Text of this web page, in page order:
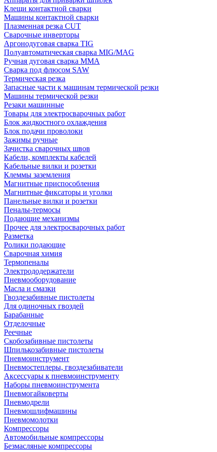
Клещи контактной сварки
Машины контактной сварки
Плазменная резка CUT
Сварочные инверторы
Аргонодуговая сварка TIG
Полуавтоматическая сварка MIG/MAG
Ручная дуговая сварка MMA
Сварка под флюсом SAW
Термическая резка
Запасные части к машинам термической резки
Машины термической резки
Резаки машинные
Товары для электросварочных работ
Блок жидкостного охлаждения
Блок подачи проволоки
Зажимы ручные
Зачистка сварочных швов
Кабели, комплекты кабелей
Кабельные вилки и розетки
Клеммы заземления
Магнитные приспособления
Магнитные фиксаторы и уголки
Панельные вилки и розетки
Пеналы-термосы
Подающие механизмы
Прочее для электросварочных работ
Разметка
Ролики подающие
Сварочная химия
Термопеналы
Электрододержатели
Пневмооборудование
Масла и смазки
Гвоздезабивные пистолеты
Для одиночных гвоздей
Барабанные
Отделочные
Реечные
Скобозабивные пистолеты
Шпилькозабивные пистолеты
Пневмоинструмент
Пневмостеплеры, гвоздезабиватели
Аксессуары к пневмоинструменту
Наборы пневмоинструмента
Пневмогайковерты
Пневмодрели
Пневмошлифмашины
Пневмомолотки
Компрессоры
Автомобильные компрессоры
Безмасляные компрессоры